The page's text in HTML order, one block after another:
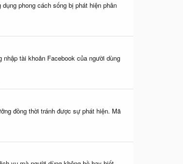
phong cách sống bị phát hiện phân
tài khoản Facebook của người dùng
đồng thời tránh được sự phát hiện. Mã